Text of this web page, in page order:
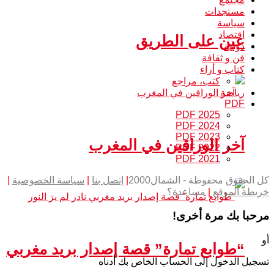
عين على الطريق
آخر الوراقين في المغرب
“طوابع تمارة” قصة إصدار بريد مغربي
مستجدات
سياسة
اقتصاد
دولية
فن و ثقافة
كتاب و أراء
كتب، مراجع
رياضة
PDF
PDF 2025
PDF 2024
PDF 2023
PDF 2022
PDF 2021
كل الحقوق محفوظة - الشمال2000 | إتصل بنا سياسة الخصوصية
خريطة الموقع
مساعدة؟
مرحبا بك مرة أخرى!
أو
تسجيل الدخول إلى الحساب الخاص بك أدناه